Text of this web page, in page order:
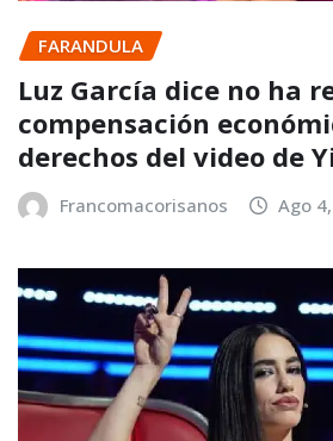
FARANDULA
Luz García dice no ha
compensación
derechos del video de
Francomacorisanos Ago